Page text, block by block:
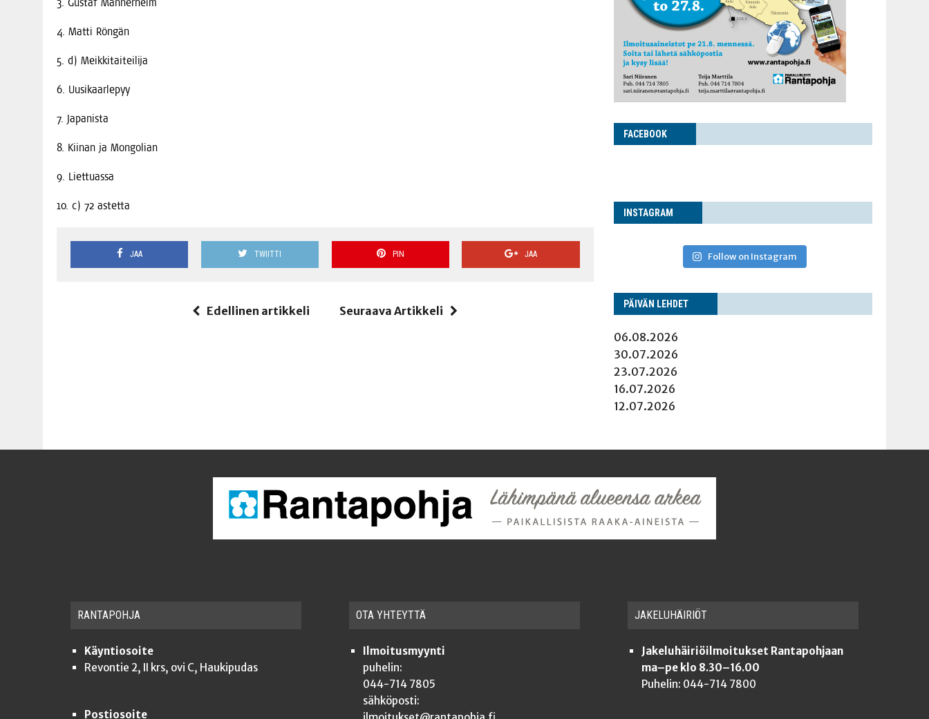
4. Mat­ti Röngän
5. d) Meikkitaiteilija
6. Uusi­kaar­le­pyy
7. Japa­nis­ta
8. Kii­nan ja Mongolian
9. Liet­tuas­sa
10. c) 72 astetta
JAA TWIITTI PIN JAA
Edellinen artikkeli Seuraava Artikkeli
FACE­BOOK
INS­TA­GRAM
Follow on Instagram
PÄI­VÄN LEHDET
06.08.2026
30.07.2026
23.07.2026
16.07.2026
12.07.2026
RAN­TA­POH­JA
Käyntiosoite
Revontie 2, II krs, ovi C, Haukipudas
Postiosoite
OTA YHTEYT­TÄ
Ilmoitusmyynti
puhelin:
044-714 7805
sähköposti:
JAKE­LU­HÄI­RIÖT
Jakeluhäiriöilmoitukset Rantapohjaan
ma–pe klo 8.30–16.00
Puhelin: 044-714 7800